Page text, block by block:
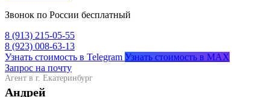
Звонок по России бесплатный
8 (913) 215-05-55
8 (923) 008-63-13
Узнать стоимость в Telegram Узнать стоимость в MAX
Запрос на почту
Агент в г. Екатеринбург
Андрей